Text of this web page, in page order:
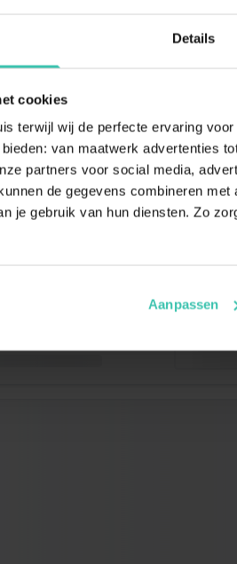
Details
cookies
terwijl wij de perfecte ervaring
van maatwerk advertenties
partners voor social media,
de gegevens combineren
je gebruik van hun diensten. Zo
Aanpassen